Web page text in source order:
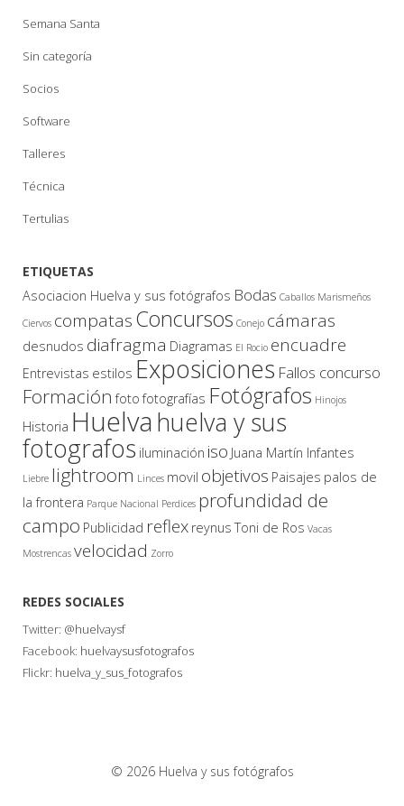
Semana Santa
Sin categoría
Socios
Software
Talleres
Técnica
Tertulias
ETIQUETAS
Asociacion Huelva y sus fotógrafos Bodas Caballos Marismeños
Ciervos compatasConcursos Conejo cámaras
desnudos diafragma Diagramas El Rocio encuadre
Entrevistas estilos Exposiciones Fallos concurso
Formación foto fotografías Fotógrafos Hinojos
Historia Huelvahuelva y sus
fotografos iluminación iso Juana Martín Infantes
Liebre lightroom Linces movil objetivos Paisajes palos de
la frontera Parque Nacional Perdices profundidad de
campo Publicidad reflex reynus Toni de Ros Vacas
Mostrencas velocidad Zorro
REDES SOCIALES
Twitter: @huelvaysf
Facebook: huelvaysusfotografos
Flickr: huelva_y_sus_fotografos
© 2026 Huelva y sus fotógrafos